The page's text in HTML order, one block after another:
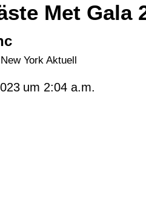
Met Gala
York Aktuell
um 2:04 a.m.